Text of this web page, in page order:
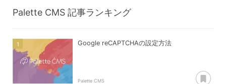
Palette CMS 記事ランキング
Google reCAPTCHAの設定方法
Palette CMS